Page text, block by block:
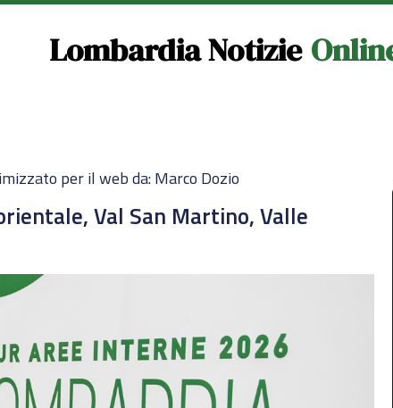
Lombardia Notizie
per il web da: Marco Dozio
Val San Martino, Valle